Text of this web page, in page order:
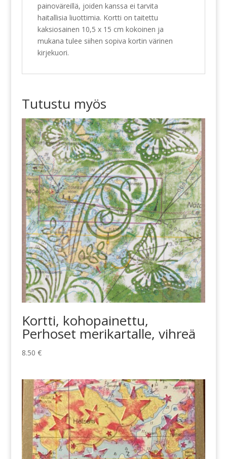
painoväreillä, joiden kanssa ei tarvita
haitallisia liuottimia. Kortti on taitettu
kaksiosainen 10,5 x 15 cm kokoinen ja
mukana tulee siihen sopiva kortin värinen
kirjekuori.
Tutustu myös
Kortti, kohopainettu,
Perhoset merikartalle, vihreä
8.50 €